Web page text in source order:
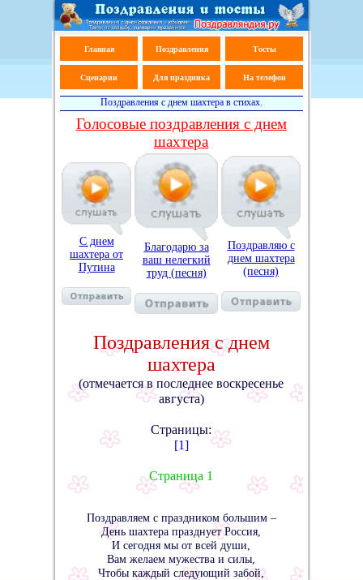
Главная Поздравления Тосты
Сценарии Для праздника На телефон
Поздравления с днем шахтера в стихах.
Голосовые поздравления с днем
шахтера
С днем
шахтера от
Путина
Благодарю за
ваш нелегкий
труд (песня)
Поздравляю с
днем шахтера
(песня)
Поздравления с днем
шахтера
(отмечается в последнее воскресенье
августа)
Страницы:
[1]
Страница 1
Поздравляем с праздником большим –
День шахтера празднует Россия,
И сегодня мы от всей души,
Вам желаем мужества и силы,
Чтобы каждый следующий забой,